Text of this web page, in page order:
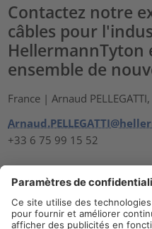
Contactez notre
câbles pour
HellermannTyton
ensemble de
France | Arnaud
+33 6 75 99 15 52